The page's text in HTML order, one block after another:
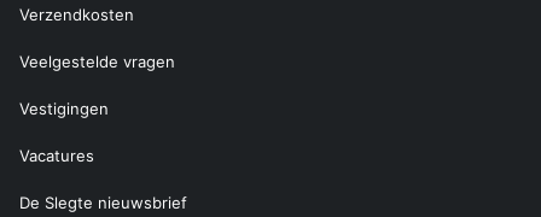
Verzendkosten
Veelgestelde vragen
Vestigingen
Vacatures
De Slegte nieuwsbrief